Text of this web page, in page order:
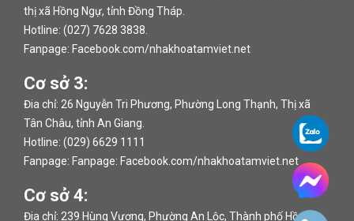
thị xã Hồng Ngự, tỉnh Đồng Tháp.
Hotline: (027) 7628 3838.
Fanpage: Facebook.com/nhakhoatamviet.net
Cơ sở 3:
Đia chỉ: 26 Nguyễn Tri Phương, Phường Long Thạnh, Thị xã
Tân Châu, tỉnh An Giang.
Hotline: (029) 6629 1111
Fanpage: Fanpage: Facebook.com/nhakhoatamviet.net
Cơ sở 4:
Đia chỉ: 239 Hùng Vương, Phường An Lộc, Thành phố Hồng